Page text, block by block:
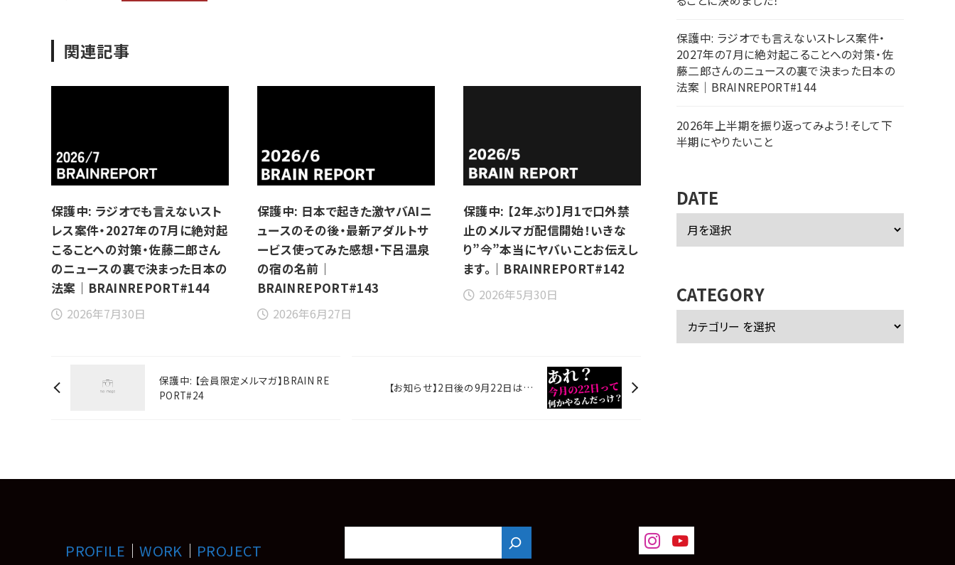
関連記事
保護中: ラジオでも言えないスト
レス案件・2027年の7月に絶対起
こることへの対策・佐藤二郎さん
のニュースの裏で決まった日本の
法案｜BRAINREPORT#144
2026年7月30日
保護中: 日本で起きた激ヤバAIニ
ュースのその後・最新アダルトサ
ービス使ってみた感想・下呂温泉
の宿の名前｜
BRAINREPORT#143
2026年6月27日
保護中: 【2年ぶり】月1で口外禁
止のメルマガ配信開始！いきな
り”今”本当にヤバいことお伝えし
ます。｜BRAINREPORT#142
2026年5月30日
保護中: 【会員限定メルマガ】BRAIN RE
PORT#24
【お知らせ】2日後の9月22日は…
保護中: ラジオでも言えないストレス案件・
2027年の7月に絶対起こることへの対策・佐
藤二郎さんのニュースの裏で決まった日本の
法案｜BRAINREPORT#144
2026年上半期を振り返ってみよう！そして下
半期にやりたいこと
DATE
ー
ブ
CATEGORY
PROFILE ｜WORK ｜ PROJECT